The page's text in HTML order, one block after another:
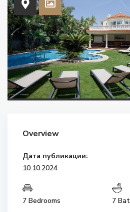
Overview
Дата публикации:
10.10.2024
7 Bedrooms 7